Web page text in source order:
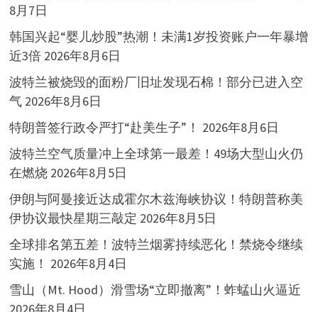
8月7日
韩国兴起“婴儿炒股”热潮！未满1岁投资账户一年暴增
近3倍 2026年8月6日
波特兰被烧毁的面粉厂旧址发现石棉！部分已进入空
气 2026年8月6日
特朗普签行政令严打“赴美生子”！ 2026年8月6日
波特兰空气质量冲上全球第一最差！49场大型山火仍
在燃烧 2026年8月5日
伊朗与阿曼接近达成霍尔木兹海峡协议！特朗普称美
伊协议最快星期三敲定 2026年8月5日
全球排名第五差！波特兰烟雾持续恶化！禁烧令继续
实施！ 2026年8月4日
雪山（Mt. Hood）滑雪场“立即撤离”！蚱蜢山火逼近
2026年8月4日